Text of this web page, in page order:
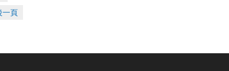
一頁